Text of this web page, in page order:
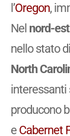
l’Oregon,
Nel nord-est
nello stato di
North
interessanti
producono
e Cabernet